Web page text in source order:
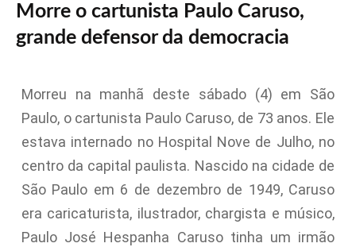
Morre o cartunista Paulo Caruso,
grande defensor da democracia
Morreu na manhã deste sábado (4) em São
Paulo, o cartunista Paulo Caruso, de 73 anos. Ele
estava internado no Hospital Nove de Julho, no
centro da capital paulista. Nascido na cidade de
São Paulo em 6 de dezembro de 1949, Caruso
era caricaturista, ilustrador, chargista e músico,
Paulo José Hespanha Caruso tinha um irmão